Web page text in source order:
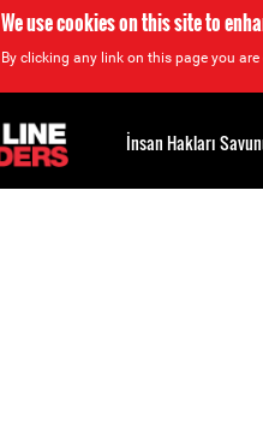
We use cookies on this site to
By clicking any link on this page you
İnsan Hakları